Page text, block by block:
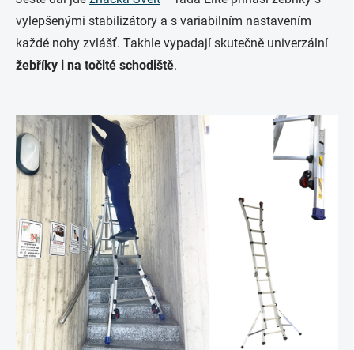
vylepšenými stabilizátory a s variabilním nastavením
každé nohy zvlášť. Takhle vypadají skutečně univerzální
žebříky i na točité schodiště.